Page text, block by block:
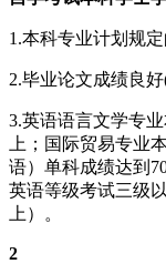
1.本科专业计划规
2.毕业论文成绩良好
3.英语语言文学专
上；国际贸易专业
语）单科成绩达到
英语等级考试三级
上）。
2